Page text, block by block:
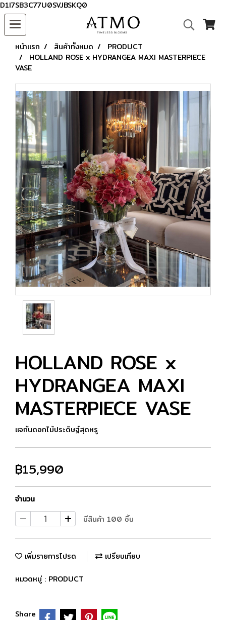
D1I7SB3C77U0SVJBSKQ0
หน้าแรก สินค้าทั้งหมด
PRODUCT
HOLLAND ROSE x HYDRANGEA MAXI MASTERPIECE
VASE
HOLLAND ROSE x
HYDRANGEA MAXI
MASTERPIECE VASE
แจกันดอกไม้ประดิษฐ์สุดหรู
฿15,990
จำนวน
มีสินค้า 100 ชิ้น
เพิ่มรายการโปรด เปรียบเทียบ
หมวดหมู่ : PRODUCT
Share